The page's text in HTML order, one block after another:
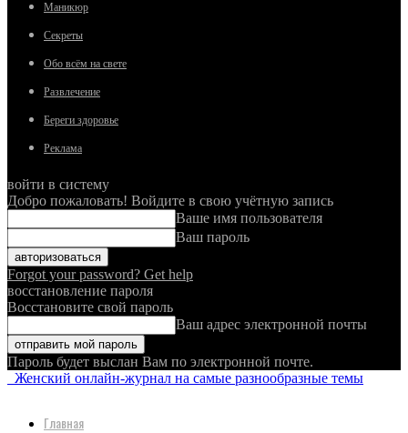
Маникюр
Секреты
Обо всём на свете
Развлечение
Береги здоровье
Реклама
войти в систему
Добро пожаловать! Войдите в свою учётную запись
Ваше имя пользователя
Ваш пароль
Forgot your password? Get help
восстановление пароля
Восстановите свой пароль
Ваш адрес электронной почты
Пароль будет выслан Вам по электронной почте.
Женский онлайн-журнал на самые разнообразные темы
Главная